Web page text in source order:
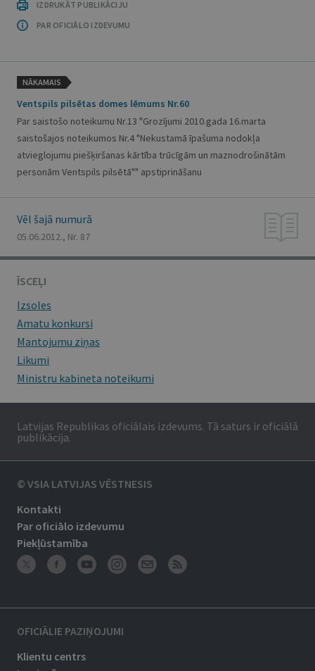
IZDRUKĀT PUBLIKĀCIJU
PAR OFICIĀLO IZDEVUMU
NĀKAMAIS
Ventspils pilsētas domes lēmums Nr.60
Par saistošo noteikumu Nr.13 "Grozījumi 2010.gada 16.marta
saistošajos noteikumos Nr.4 "Nekustamā īpašuma nodokļa
atvieglojumu piešķiršanas kārtība trūcīgām un maznodrošinātām
personām Ventspils pilsētā"" apstiprināšanu
Vēl šajā numurā
05.06.2012., Nr. 87
ĪSCEĻI
Izsoles
Amatu konkursi
Mantojumu ziņas
Likumi
Ministru kabineta noteikumi
Latvijas Republikas oficiālais izdevums. Tā saturs ir oficiālā
publikācija.
© VSIA LATVIJAS VĒSTNESIS
Kontakti
Par oficiālo izdevumu
Piekļūstamība
OFICIĀLIE PAZIŅOJUMI
Klientu centrs